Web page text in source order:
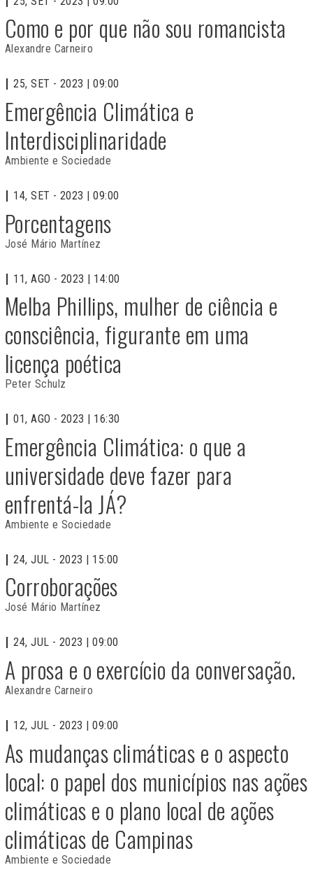
Como e por que não sou romancista
Alexandre Carneiro
25, SET - 2023 | 09:00
Emergência Climática e
Interdisciplinaridade
Ambiente e Sociedade
14, SET - 2023 | 09:00
Porcentagens
José Mário Martínez
11, AGO - 2023 | 14:00
Melba Phillips, mulher de ciência e
consciência, figurante em uma
licença poética
Peter Schulz
01, AGO - 2023 | 16:30
Emergência Climática: o que a
universidade deve fazer para
enfrentá-la JÁ?
Ambiente e Sociedade
24, JUL - 2023 | 15:00
Corroborações
José Mário Martínez
24, JUL - 2023 | 09:00
A prosa e o exercício da conversação.
Alexandre Carneiro
12, JUL - 2023 | 09:00
As mudanças climáticas e o aspecto
local: o papel dos municípios nas ações
climáticas e o plano local de ações
climáticas de Campinas
Ambiente e Sociedade